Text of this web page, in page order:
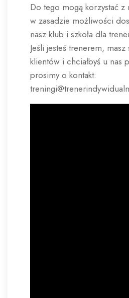
Do tego mogą korzystać
w zasadzie możliwości
nasz klub i szkoła dla
Jeśli jesteś trenerem,
klientów i chciałbyś u nas
prosimy o kontakt: